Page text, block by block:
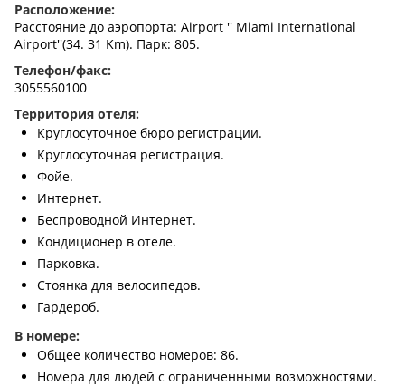
Расположение:
Расстояние до аэропорта: Airport '' Miami International
Airport''(34. 31 Km). Парк: 805.
Телефон/факс:
3055560100
Территория отеля:
Круглосуточное бюро регистрации.
Круглосуточная регистрация.
Фойе.
Интернет.
Беспроводной Интернет.
Кондиционер в отеле.
Парковка.
Стоянка для велосипедов.
Гардероб.
В номере:
Общее количество номеров: 86.
Номера для людей с ограниченными возможностями.